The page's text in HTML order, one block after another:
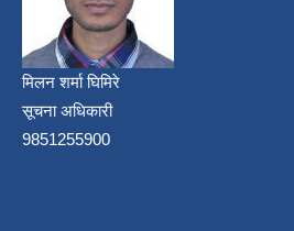
मिलन शर्मा घिमिरे
सूचना अधिकारी
9851255900